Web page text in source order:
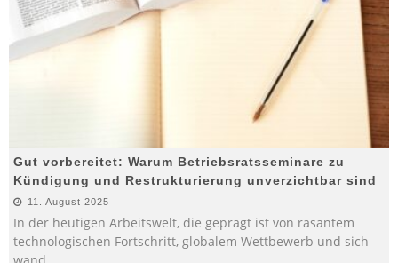
Gut vorbereitet: Warum Betriebsratsseminare zu
Kündigung und Restrukturierung unverzichtbar sind
11. August 2025
In der heutigen Arbeitswelt, die geprägt ist von rasantem
technologischen Fortschritt, globalem Wettbewerb und sich